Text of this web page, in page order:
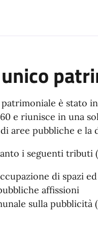
è stato
e riunisce in una
aree pubbliche e
i seguenti tributi
di spazi
affissioni
sulla pubblicità